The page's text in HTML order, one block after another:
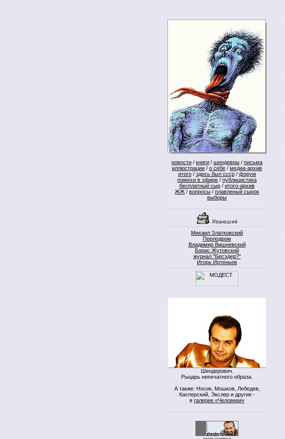
новости / книги / шендевры / письма
иллюстрации / о себе / медиа-архив
итого/ здесь был ссср/ форум
помехи в эфире / публицистика
бесплатный сыр / итого-архив
ЖЖ / вопросы / плавленый сырок
выборы
Михаил Златковский
Перлодром
Владимир Вишневский
Борис Жутовский
журнал "Бесэдер?"
Игорь Иртеньев
Шендерович.
Рыцарь непечатного образа.
А также: Носик, Мошков, Лебедев,
Касперский, Экслер и другие -
в галерее «Человеки»